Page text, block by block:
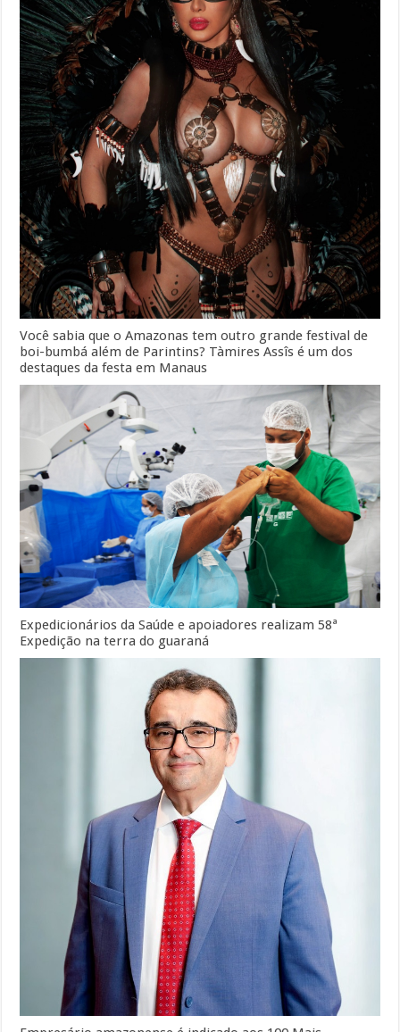
Você sabia que o Amazonas tem outro grande festival de
boi-bumbá além de Parintins? Tàmires Assîs é um dos
destaques da festa em Manaus
Expedicionários da Saúde e apoiadores realizam 58ª
Expedição na terra do guaraná